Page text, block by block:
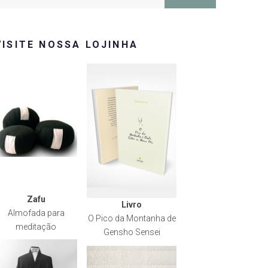
NOSSA LOJINHA
Zafu
Almofada para
meditação
Livro
O Pico da Montanha de
Gensho Sensei